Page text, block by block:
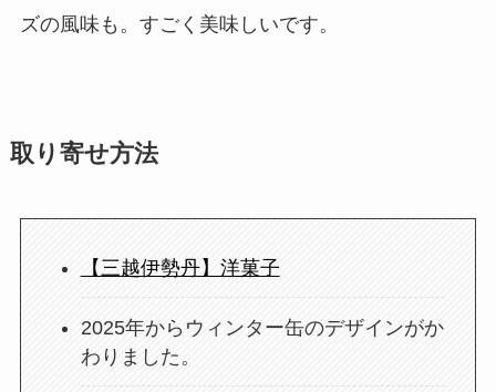
ズの風味も。すごく美味しいです。
取り寄せ方法
【三越伊勢丹】洋菓子
2025年からウィンター缶のデザインがか
わりました。